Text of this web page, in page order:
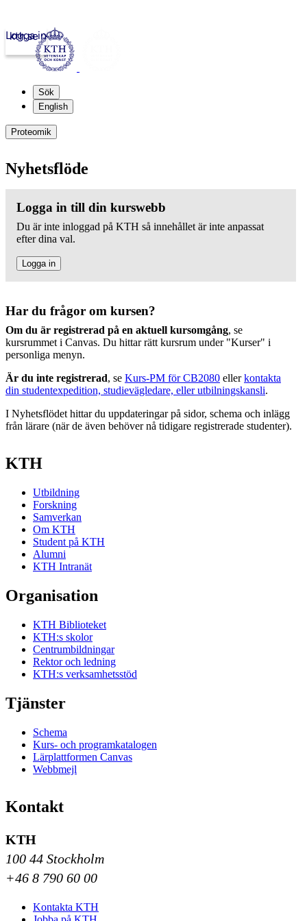
kth.se
Logga in
Sök
English
Proteomik
Nyhetsflöde
Logga in till din kurswebb
Du är inte inloggad på KTH så innehållet är inte anpassat
efter dina val.
Logga in
Har du frågor om kursen?
Om du är registrerad på en aktuell kursomgång, se
kursrummet i Canvas. Du hittar rätt kursrum under "Kurser" i
personliga menyn.
Är du inte registrerad, se Kurs-PM för CB2080 ellerkontakta
din studentexpedition, studievägledare, eller utbilningskansli.
I Nyhetsflödet hittar du uppdateringar på sidor, schema och inlägg
från lärare (när de även behöver nå tidigare registrerade studenter).
KTH
Utbildning
Forskning
Samverkan
Om KTH
Student på KTH
Alumni
KTH Intranät
Organisation
KTH Biblioteket
KTH:s skolor
Centrumbildningar
Rektor och ledning
KTH:s verksamhetsstöd
Tjänster
Schema
Kurs- och programkatalogen
Lärplattformen Canvas
Webbmejl
Kontakt
KTH
100 44 Stockholm
+46 8 790 60 00
Kontakta KTH